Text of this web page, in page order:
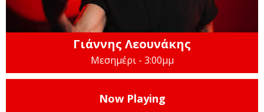
Γιάννης Λεουνάκης
Μεσημέρι - 3:00μμ
Now Playing